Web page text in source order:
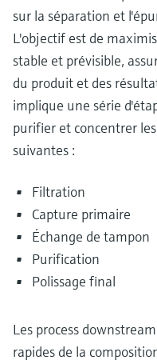
sur la séparation et
L'objectif est de
stable et prévisible,
du produit et des
implique une série
purifier et concentrer
suivantes :
Filtration
Capture primaire
Échange de tampon
Purification
Polissage final
Les process
rapides de la